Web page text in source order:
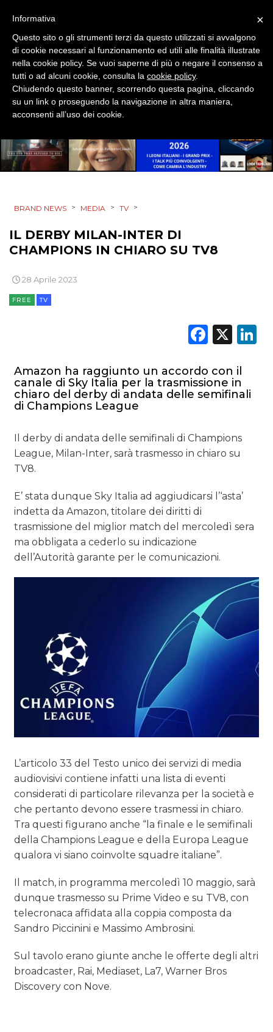
PUNTI VENDITA
CSR
STRATEGIE
CINEMA
ESTERNA
TV
DATI
PREVISIONI/SCENARI
TREND
CASE HISTORY
BRAND NEWS > MEDIA > TV >
IL DERBY MILAN-INTER DI
CHAMPIONS IN CHIARO SU TV8
28 Aprile 2023
FREE TV
X
Amazon ha raggiunto un accordo con il
canale di Sky Italia per la trasmissione in
chiaro del derby di andata delle semifinali
di Champions League
Il derby di andata delle semifinali di Champions
League, Milan-Inter, sarà trasmesso in chiaro su
TV8.
E’ stata dunque Sky Italia ad aggiudicarsi l’‘asta’
indetta da Amazon, titolare dei diritti di
trasmissione del miglior match del mercoledì sera
ma obbligata a cederlo su indicazione
dell’Autorità garante per le comunicazioni.
L’articolo 33 del Testo unico dei servizi di media
audiovisivi contiene infatti una lista di eventi
considerati di particolare rilevanza per la società e
che pertanto devono essere trasmessi in chiaro.
Tra questi figurano anche “la finale e le semifinali
della Champions League e della Europa League
qualora vi siano coinvolte squadre italiane”.
Il match, in programma mercoledì 10 maggio, sarà
dunque trasmesso su Prime Video e su TV8, con
telecronaca affidata alla coppia composta da
Sandro Piccinini e Massimo Ambrosini.
Sul tavolo erano giunte anche le offerte degli altri
broadcaster, Rai, Mediaset, La7, Warner Bros
Discovery con Nove.
×
Informativa
Questo sito o gli strumenti terzi da questo utilizzati si avvalgono
di cookie necessari al funzionamento ed utili alle finalità illustrate
nella cookie policy. Se vuoi saperne di più o negare il consenso a
tutti o ad alcuni cookie, consulta la cookie policy.
Chiudendo questo banner, scorrendo questa pagina, cliccando
su un link o proseguendo la navigazione in altra maniera,
acconsenti all’uso dei cookie.